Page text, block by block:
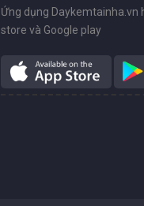
Ứng dụng Daykemtainha.vn
store và Google play